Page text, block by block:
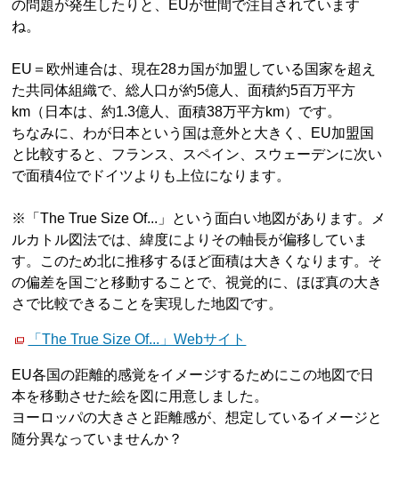
の問題が発生したりと、EUが世間で注目されています
ね。
EU＝欧州連合は、現在28カ国が加盟している国家を超え
た共同体組織で、総人口が約5億人、面積約5百万平方
km（日本は、約1.3億人、面積38万平方km）です。
ちなみに、わが日本という国は意外と大きく、EU加盟国
と比較すると、フランス、スペイン、スウェーデンに次い
で面積4位でドイツよりも上位になります。
※「The True Size Of...」という面白い地図があります。メ
ルカトル図法では、緯度によりその軸長が偏移していま
す。このため北に推移するほど面積は大きくなります。そ
の偏差を国ごと移動することで、視覚的に、ほぼ真の大き
さで比較できることを実現した地図です。
「The True Size Of...」Webサイト
EU各国の距離的感覚をイメージするためにこの地図で日
本を移動させた絵を図に用意しました。
ヨーロッパの大きさと距離感が、想定しているイメージと
随分異なっていませんか？